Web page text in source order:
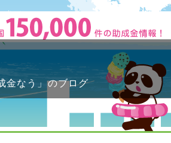
金なう」のブログ